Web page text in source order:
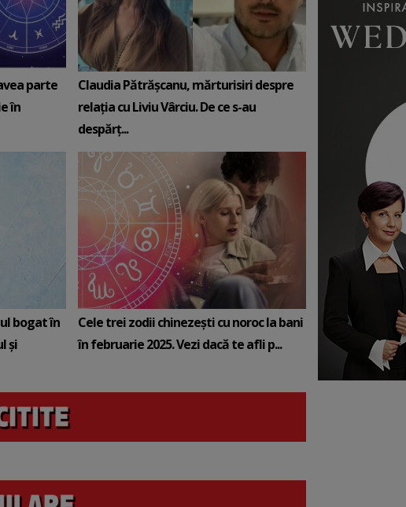
parte
în
Claudia Pătrășcanu, mărturisiri despre
relația cu Liviu Vârciu. De ce s-au
despărț...
bogat în
și
Cele trei zodii chinezești cu noroc la bani
în februarie 2025. Vezi dacă te afli p...